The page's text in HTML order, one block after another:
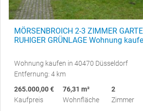
MÖRSENBROICH 2-3 ZIMMER
RUHIGER GRÜNLAGE Wohnung
Wohnung kaufen in 40470 Düsseldorf
Entfernung: 4 km
265.000,00 €
Kaufpreis
76,31 m²
Wohnfläche
2
Zimmer